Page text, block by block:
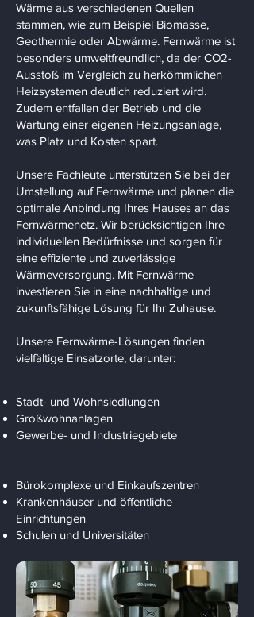
Wärme aus verschiedenen Quellen
stammen, wie zum Beispiel Biomasse,
Geothermie oder Abwärme. Fernwärme ist
besonders umweltfreundlich, da der CO2-
Ausstoß im Vergleich zu herkömmlichen
Heizsystemen deutlich reduziert wird.
Zudem entfallen der Betrieb und die
Wartung einer eigenen Heizungsanlage,
was Platz und Kosten spart.
Unsere Fachleute unterstützen Sie bei der
Umstellung auf Fernwärme und planen die
optimale Anbindung Ihres Hauses an das
Fernwärmenetz. Wir berücksichtigen Ihre
individuellen Bedürfnisse und sorgen für
eine effiziente und zuverlässige
Wärmeversorgung. Mit Fernwärme
investieren Sie in eine nachhaltige und
zukunftsfähige Lösung für Ihr Zuhause.
Unsere Fernwärme-Lösungen finden
vielfältige Einsatzorte, darunter:
Stadt- und Wohnsiedlungen
Großwohnanlagen
Gewerbe- und Industriegebiete
Bürokomplexe und Einkaufszentren
Krankenhäuser und öffentliche
Einrichtungen
Schulen und Universitäten